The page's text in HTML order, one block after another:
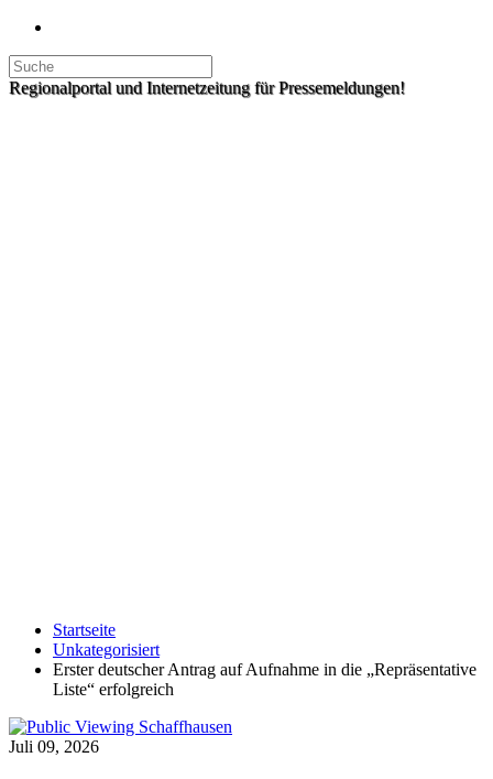
Regionalportal und Internetzeitung für Pressemeldungen!
Startseite
Unkategorisiert
Erster deutscher Antrag auf Aufnahme in die „Repräsentative
Liste“ erfolgreich
Juli 09, 2026